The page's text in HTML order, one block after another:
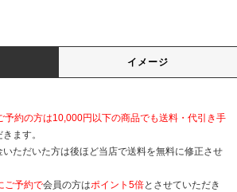
イメージ
予約の方は10,000円以下の商品でも送料・代引き手
ます。
ただいた方は後ほど当店で送料を無料に修正させ
ご予約で会員の方はポイント5倍とさせていただき